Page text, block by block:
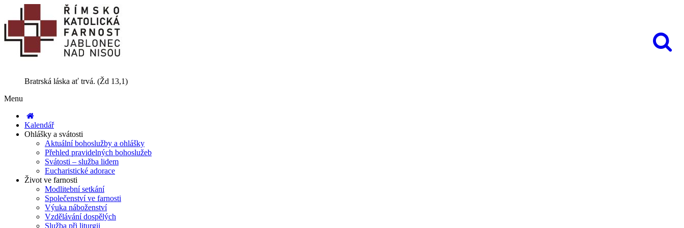
Bratrská láska ať trvá. (Žd 13,1)
Menu
Kalendář
Ohlášky a svátosti
Aktuální bohoslužby a ohlášky
Přehled pravidelných bohoslužeb
Svátosti – služba lidem
Eucharistické adorace
Život ve farnosti
Modlitební setkání
Společenství ve farnosti
Výuka náboženství
Vzdělávání dospělých
Služba při liturgii